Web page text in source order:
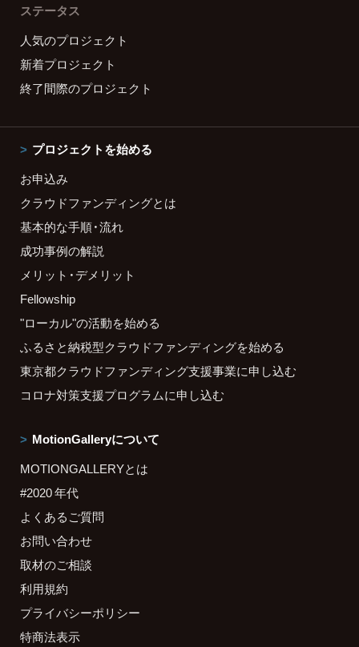
ステータス
人気のプロジェクト
新着プロジェクト
終了間際のプロジェクト
プロジェクトを始める
お申込み
クラウドファンディングとは
基本的な手順・流れ
成功事例の解説
メリット・デメリット
Fellowship
"ローカル"の活動を始める
ふるさと納税型クラウドファンディングを始める
東京都クラウドファンディング支援事業に申し込む
コロナ対策支援プログラムに申し込む
MotionGalleryについて
MOTIONGALLERYとは
#2020 年代
よくあるご質問
お問い合わせ
取材のご相談
利用規約
プライバシーポリシー
特商法表示